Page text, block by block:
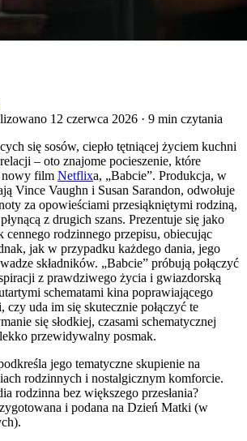
12 czerwca 2026 · 9 min czytania
się sosów, ciepło tętniącej życiem kuchni
– oto znajome pocieszenie, które
nowy film Netflixa, „Babcie”. Produkcja, w
Vince Vaughn i Susan Sarandon, odwołuje
za opowieściami przesiąkniętymi rodziną,
z drugich szans. Prezentuje się jako
rodzinnego przepisu, obiecując
jak w przypadku każdego dania, jego
składników. „Babcie” próbują połączyć
z prawdziwego życia i gwiazdorską
schematami kina poprawiającego
czy uda im się skutecznie połączyć te
się słodkiej, czasami schematycznej
przewidywalny posmak.
jego tematyczne skupienie na
rodzinnych i nostalgicznym komforcie.
rodzinna bez większego przesłania?
i podana na Dzień Matki (w